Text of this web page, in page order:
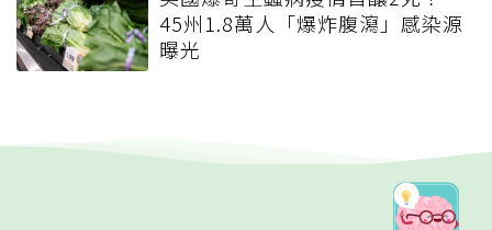
45州1.8萬人「爆炸腹瀉」感染源
曝光